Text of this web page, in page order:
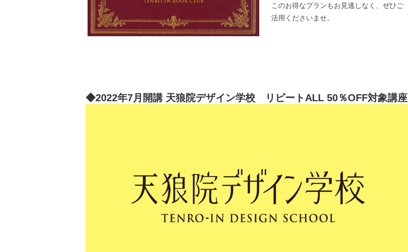
このお得なプランもお見逃しなく、ぜひご
活用くださいませ。
◆2022年7月開講 天狼院デザイン学校 リピートALL 50％OFF対象講座